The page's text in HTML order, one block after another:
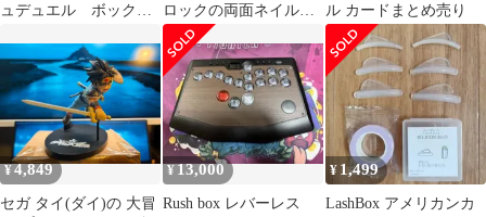
ュデュエル ボック
シュリンク付き
ロックの両面ネイルフ
ァイルネイルファイル
ネイルバッファーブロ
ックネイルスポンジフ
ァイルネイルバッファ
ーネイルファイルネイ
ルファイルネイルハー
スネイル 0
ル カードまとめ売り
¥4,849
セガ タイ(ダイ)の 大冒
¥13,000
Rush box レバーレス
¥ 1,499
LashBox アメリカンカ